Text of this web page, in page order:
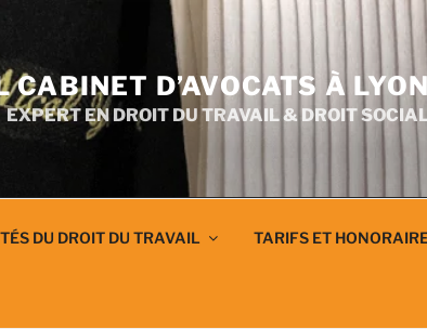
CABINET D’AVOCATS À
EXPERT EN DROIT DU TRAVAIL & DROIT
DU DROIT DU TRAVAIL TARIFS ET